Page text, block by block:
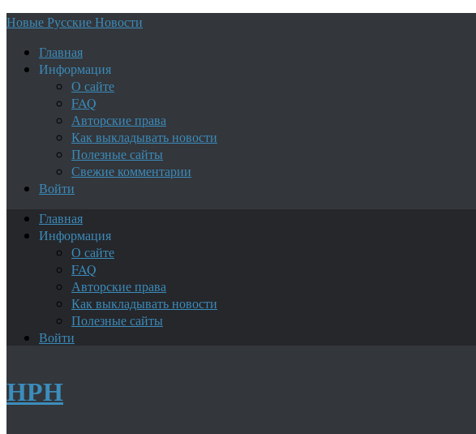
Новые Русские Новости
Главная
Информация
О сайте
FAQ
Авторские права
Как выкладывать новости
Полезные сайты
Свежие комментарии
Войти
Главная
Информация
О сайте
FAQ
Авторские права
Как выкладывать новости
Полезные сайты
Войти
НРН